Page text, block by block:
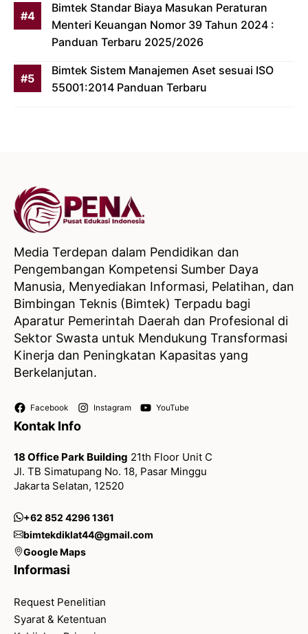
Bimtek Standar Biaya Masukan Peraturan
Menteri Keuangan Nomor 39 Tahun 2024 :
Panduan Terbaru 2025/2026
Bimtek Sistem Manajemen Aset sesuai ISO
55001:2014 Panduan Terbaru
Media Terdepan dalam Pendidikan dan
Pengembangan Kompetensi Sumber Daya
Manusia, Menyediakan Informasi, Pelatihan, dan
Bimbingan Teknis (Bimtek) Terpadu bagi
Aparatur Pemerintah Daerah dan Profesional di
Sektor Swasta untuk Mendukung Transformasi
Kinerja dan Peningkatan Kapasitas yang
Berkelanjutan.
Facebook Instagram YouTube
Kontak Info
18 Office Park Building 21th Floor Unit C
Jl. TB Simatupang No. 18, Pasar Minggu
Jakarta Selatan, 12520
+62 852 4296 1361
bimtekdiklat44@gmail.com
Google Maps
Informasi
Request Penelitian
Syarat & Ketentuan